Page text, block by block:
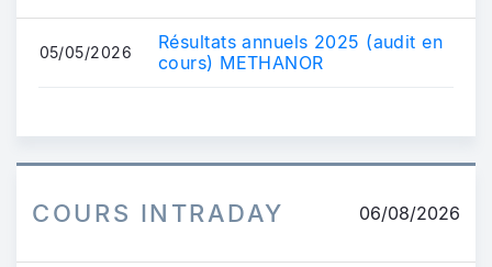
05/05/2026
Résultats annuels 2025 (audit en
cours) METHANOR
COURS INTRADAY 06/08/2026